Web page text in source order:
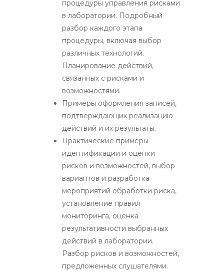
процедуры управления рисками
в лаборатории. Подробный
разбор каждого этапа
процедуры, включая выбор
различных технологий.
Планирование действий,
связанных с рисками и
возможностями.
Примеры оформления записей,
подтверждающих реализацию
действий и их результаты.
Практические примеры
идентификации и оценки
рисков и возможностей, выбор
вариантов и разработка
мероприятий обработки риска,
установление правил
мониторинга, оценка
результативности выбранных
действий в лаборатории.
Разбор рисков и возможностей,
предложенных слушателями.